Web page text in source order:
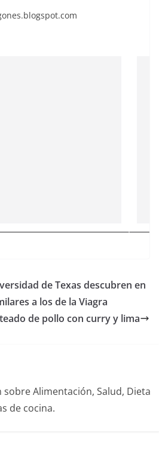
de Texas descubren en
a los de la Viagra
de pollo con curry y lima
Alimentación, Salud, Dieta
de cocina.